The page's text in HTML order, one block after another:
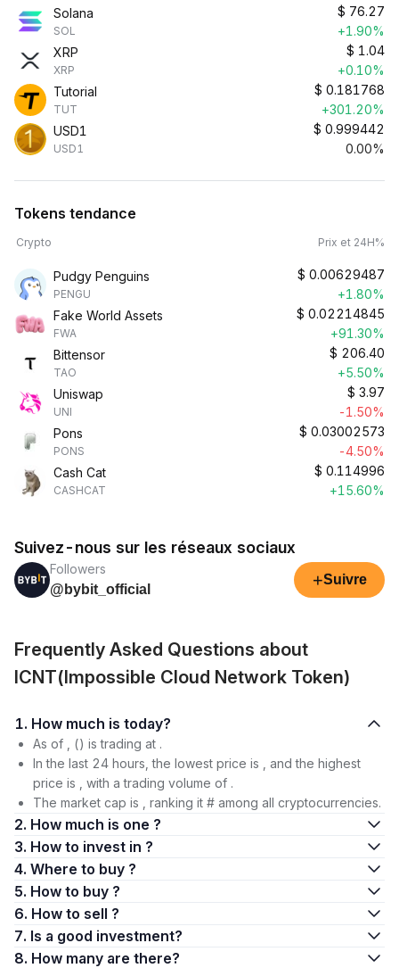
Solana
SOL
$ 76.27
+1.90%
XRP
XRP
$ 1.04
+0.10%
Tutorial
TUT
$ 0.181768
+301.20%
USD1
USD1
$ 0.999442
0.00%
Tokens tendance
Crypto Prix et 24H%
Pudgy Penguins
PENGU
$ 0.00629487
+1.80%
Fake World Assets
FWA
$ 0.02214845
+91.30%
Bittensor
TAO
$ 206.40
+5.50%
Uniswap
UNI
$ 3.97
-1.50%
Pons
PONS
$ 0.03002573
-4.50%
Cash Cat
CASHCAT
$ 0.114996
+15.60%
Suivez-nous sur les réseaux sociaux
Followers
@bybit_official
+Suivre
Frequently Asked Questions about
ICNT(Impossible Cloud Network Token)
1. How much is today?
As of , () is trading at .
In the last 24 hours, the lowest price is , and the highest
price is , with a trading volume of .
The market cap is , ranking it # among all cryptocurrencies.
2. How much is one ?
3. How to invest in ?
4. Where to buy ?
5. How to buy ?
6. How to sell ?
7. Is a good investment?
8. How many are there?